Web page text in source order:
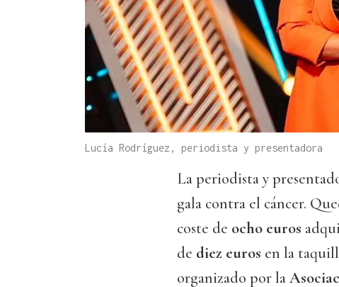
Lucía Rodríguez, periodista y presentadora
La periodista y
gala contra el cáncer.
coste de ocho euros
de diez euros en la
organizado por la